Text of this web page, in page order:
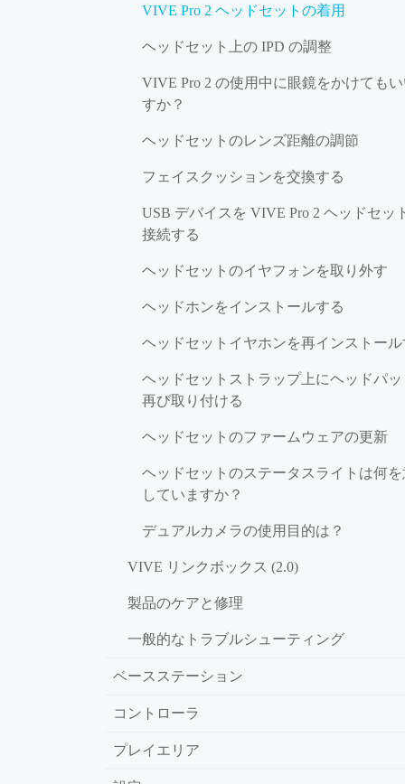
VIVE Pro 2 ヘッドセットの着用
ヘッドセット上の IPD の調整
VIVE Pro 2 の使用中に眼鏡をかけても
すか？
ヘッドセットのレンズ距離の調節
フェイスクッションを交換する
USB デバイスを VIVE Pro 2 ヘッドセッ
接続する
ヘッドセットのイヤフォンを取り外す
ヘッドホンをインストールする
ヘッドセットイヤホンを再インストー
ヘッドセットストラップ上にヘッドパ
再び取り付ける
ヘッドセットのファームウェアの更新
ヘッドセットのステータスライトは何
していますか？
デュアルカメラの使用目的は？
VIVE リンクボックス (2.0)
製品のケアと修理
一般的なトラブルシューティング
ベースステーション
コントローラ
プレイエリア